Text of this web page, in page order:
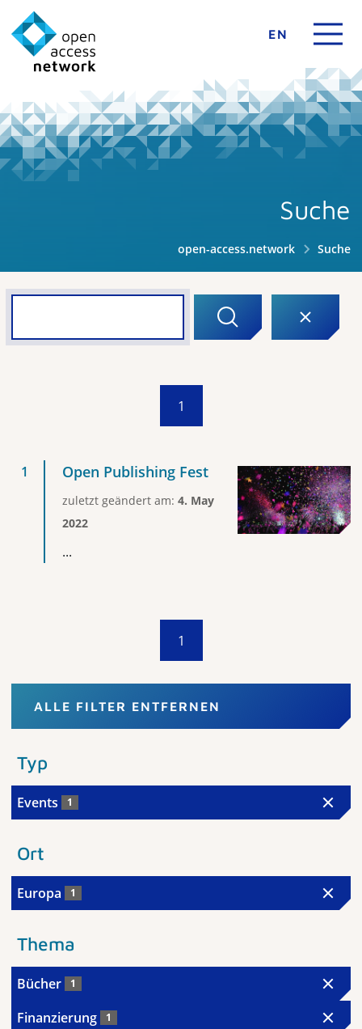
EN
Suche
open-access.network Suche
1
Open Publishing Fest
zuletzt geändert am: 4. May
2022
...
1
ALLE FILTER ENTFERNEN
Typ
Events 1
Ort
Europa 1
Thema
Bücher 1
Finanzierung 1